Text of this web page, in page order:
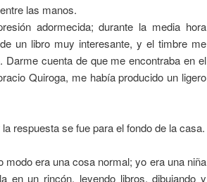
las manos.
adormecida; durante la media hora
un libro muy interesante, y el timbre me
cuenta de que me encontraba en el
Quiroga, me había producido un ligero
respuesta se fue para el fondo de la casa.
era una cosa normal; yo era una niña
en un rincón, leyendo libros, dibujando y